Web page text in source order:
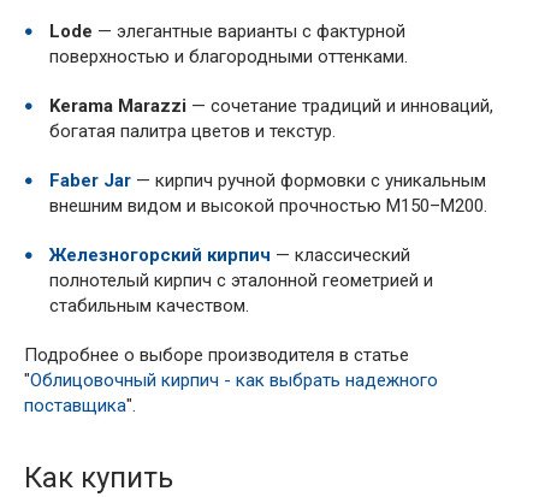
Lode — элегантные варианты с фактурной
поверхностью и благородными оттенками.
Kerama Marazzi — сочетание традиций и инноваций,
богатая палитра цветов и текстур.
Faber Jar — кирпич ручной формовки с уникальным
внешним видом и высокой прочностью М150–М200.
Железногорский кирпич — классический
полнотелый кирпич с эталонной геометрией и
стабильным качеством.
Подробнее о выборе производителя в статье
"Облицовочный кирпич - как выбрать надежного
поставщика".
Как купить